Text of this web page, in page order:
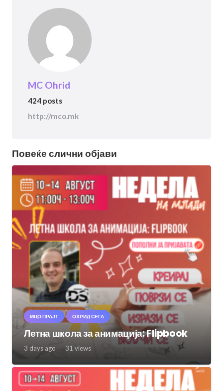
MC Ohrid
424 posts
http://mco.mk
Повеќе слични објави
МЦО ПРАЈТ ОХРИД СЕГА
Летна школа за анимација: Flipbook
3 days ago 31 views